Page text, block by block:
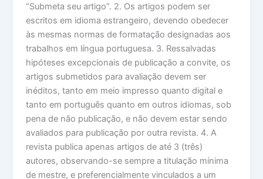
“Submeta seu artigo”. 2. Os artigos podem ser
escritos em idioma estrangeiro, devendo obedecer
às mesmas normas de formatação designadas aos
trabalhos em língua portuguesa. 3. Ressalvadas
hipóteses excepcionais de publicação a convite, os
artigos submetidos para avaliação devem ser
inéditos, tanto em meio impresso quanto digital e
tanto em português quanto em outros idiomas, sob
pena de não publicação, e não devem estar sendo
avaliados para publicação por outra revista. 4. A
revista publica apenas artigos de até 3 (três)
autores, observando-se sempre a titulação mínima
de mestre, e preferencialmente vinculados a um